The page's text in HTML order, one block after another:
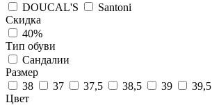
DOUCAL'S
Santoni
Скидка
40%
Тип обуви
Сандалии
Размер
38
37 37,5 38,5 39
39,5
Цвет